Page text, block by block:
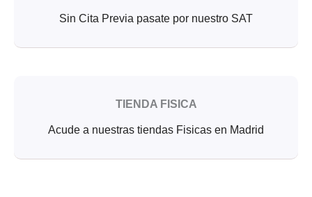
Sin Cita Previa pasate por nuestro SAT
TIENDA FISICA
Acude a nuestras tiendas Fisicas en Madrid